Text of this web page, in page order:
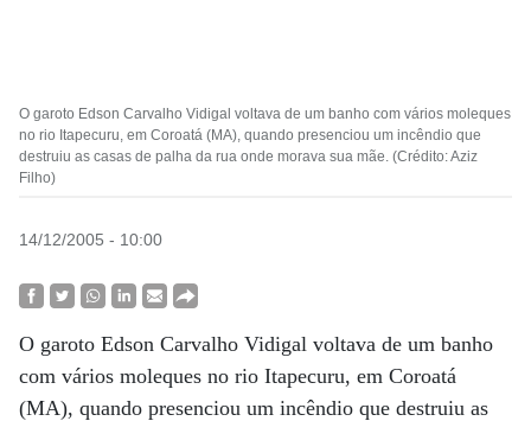
O garoto Edson Carvalho Vidigal voltava de um banho com vários moleques
no rio Itapecuru, em Coroatá (MA), quando presenciou um incêndio que
destruiu as casas de palha da rua onde morava sua mãe. (Crédito: Aziz
Filho)
14/12/2005 - 10:00
O garoto Edson Carvalho Vidigal voltava de um banho
com vários moleques no rio Itapecuru, em Coroatá
(MA), quando presenciou um incêndio que destruiu as